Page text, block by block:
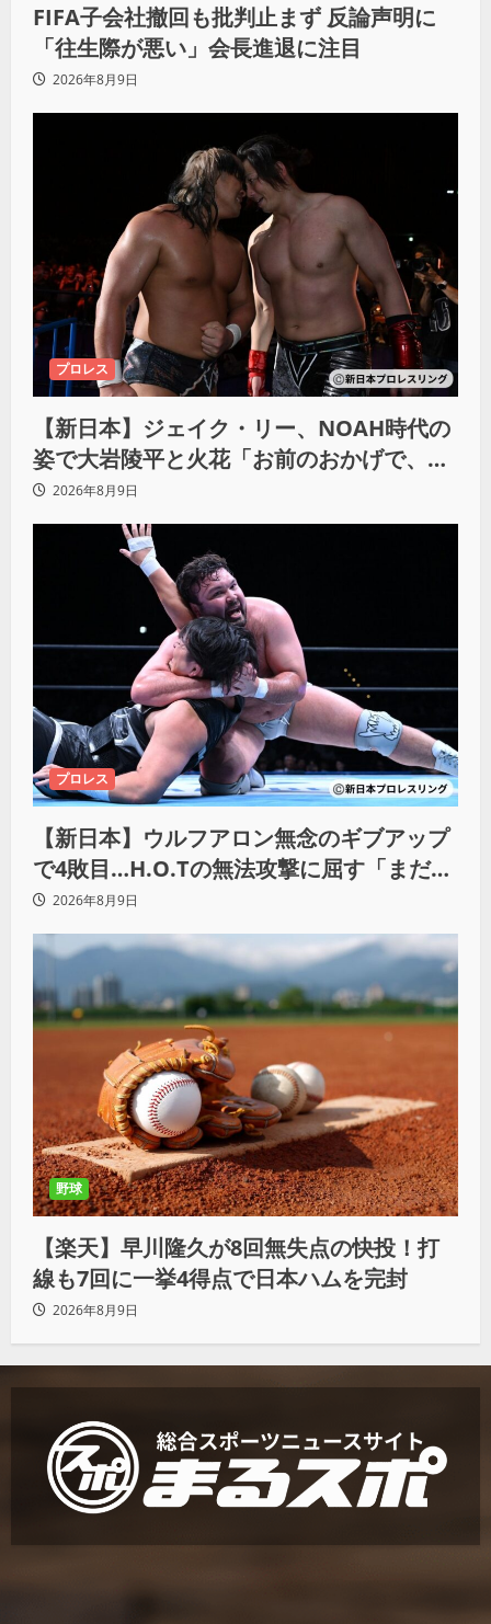
FIFA子会社撤回も批判止まず 反論声明に
「往生際が悪い」会長進退に注目
2026年8月9日
プロレス
【新日本】ジェイク・リー、NOAH時代の
姿で大岩陵平と火花「お前のおかげで、忘
れてたもの思い出したわ」
2026年8月9日
プロレス
【新日本】ウルフアロン無念のギブアップ
で4敗目…H.O.Tの無法攻撃に屈す「まだま
だ俺自身の力はこんなもんだなって」
2026年8月9日
野球
【楽天】早川隆久が8回無失点の快投！打
線も7回に一挙4得点で日本ハムを完封
2026年8月9日